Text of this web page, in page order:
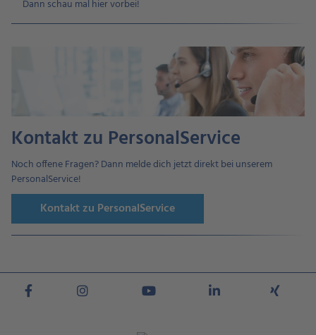
Dann schau mal hier vorbei!
Kontakt zu PersonalService
Noch offene Fragen? Dann melde dich jetzt direkt bei unserem
PersonalService!
Kontakt zu PersonalService